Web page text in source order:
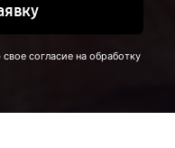
согласие на обработку